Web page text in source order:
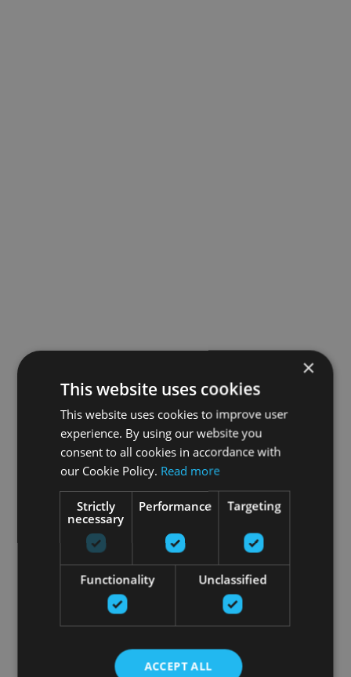
×
This website uses cookies
This website uses cookies to improve user
experience. By using our website you
consent to all cookies in accordance with
our Cookie Policy. Read more
Strictly
necessary
Performance Targeting
Functionality Unclassified
ACCEPT ALL